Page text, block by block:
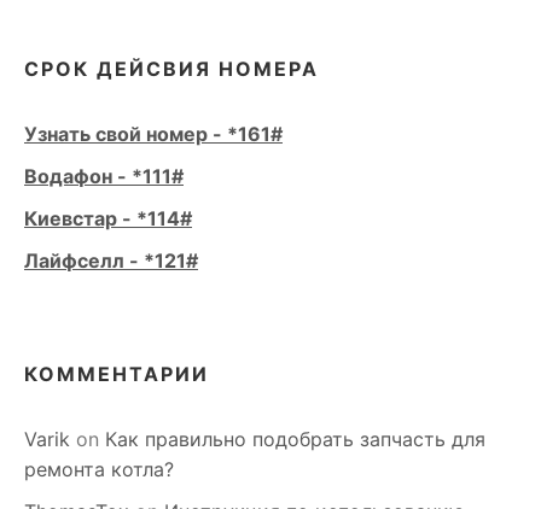
СРОК ДЕЙСВИЯ НОМЕРА
Узнать свой номер - *161#
Водафон - *111#
Киевстар - *114#
Лайфселл - *121#
КОММЕНТАРИИ
Varik on Как правильно подобрать запчасть для
ремонта котла?